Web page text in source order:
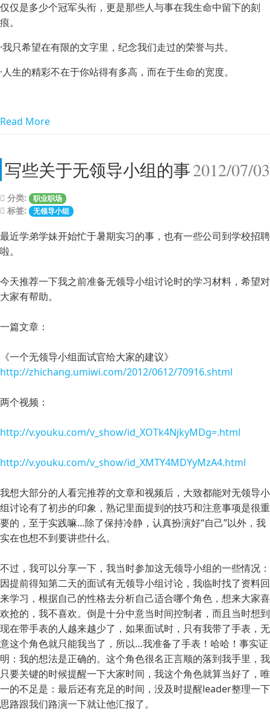
仅仅是多少个冠军头衔，更是那些人与事在我生命中留下的刻
痕。
·我只希望在有限的文字里，纪念我们走过的荣誉与共。
·人生的精彩不在于你站得有多高，而在于生命的宽度。
Read More
写些关于无领导小组的事2012/07/03
分类: 职业职场
标签: 无领导小组
最近学弟学妹开始忙于暑期实习的事，也有一些公司到学校招聘
啦。
今天推荐一下我之前准备无领导小组讨论时的学习材料，希望对
大家有帮助。
一篇文章：
《一个无领导小组面试官给大家的建议》
http://zhichang.umiwi.com/2012/0612/70916.shtml
两个视频：
http://v.youku.com/v_show/id_XOTk4NjkyMDg=.html
http://v.youku.com/v_show/id_XMTY4MDYyMzA4.html
我想大部分的人看完推荐的文章和视频后，大致都能对无领导小
组讨论有了初步的印象，熟记里面提到的技巧和注意事项是很重
要的，至于实践嘛…除了保持冷静，认真扮演好“自己”以外，我
实在也想不到要讲些什么。
不过，我可以分享一下，我当时参加这无领导小组的一些情况：
因提前得知第二天的面试有无领导小组讨论，我临时找了资料回
来学习，根据自己的性格去分析自己适合哪个角色，想来大家喜
欢抢的，我不喜欢。倒是十分中意当时间控制者，而且当时想到
现在带手表的人越来越少了，如果面试时，只有我带了手表，无
意这个角色就只能我当了，所以…我准备了手表！哈哈！事实证
明：我的想法是正确的。这个角色很名正言顺的落到我手里，我
只要关键的时候提醒一下大家时间，我这个角色就算当好了，唯
一的不足是：最后还有充足的时间，没及时提醒leader整理一下
思路跟我们路演一下就让他汇报了。